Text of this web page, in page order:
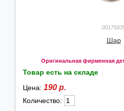
Шар
Оригинальная фирменная
Товар есть на складе
Цена: 190 р.
Количество: